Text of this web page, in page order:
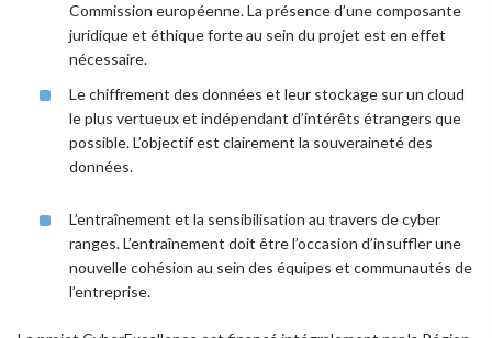
Commission européenne. La présence d’une composante
juridique et éthique forte au sein du projet est en effet
nécessaire.
Le chiffrement des données et leur stockage sur un cloud
le plus vertueux et indépendant d’intérêts étrangers que
possible. L’objectif est clairement la souveraineté des
données.
L’entraînement et la sensibilisation au travers de cyber
ranges. L’entraînement doit être l’occasion d’insuffler une
nouvelle cohésion au sein des équipes et communautés de
l’entreprise.